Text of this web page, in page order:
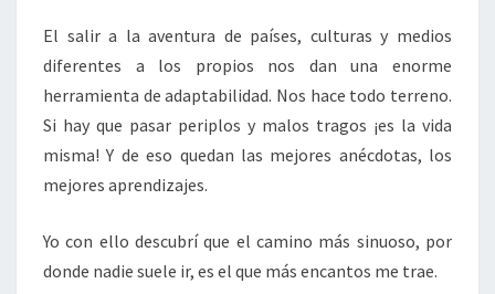
El salir a la aventura de países, culturas y medios
diferentes a los propios nos dan una enorme
herramienta de adaptabilidad. Nos hace todo terreno.
Si hay que pasar periplos y malos tragos ¡es la vida
misma! Y de eso quedan las mejores anécdotas, los
mejores aprendizajes.
Yo con ello descubrí que el camino más sinuoso, por
donde nadie suele ir, es el que más encantos me trae.